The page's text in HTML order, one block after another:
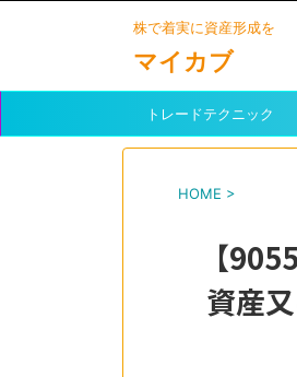
株で着実に資産形成を
マイカブ
トレードテクニック
HOME >
【
資産